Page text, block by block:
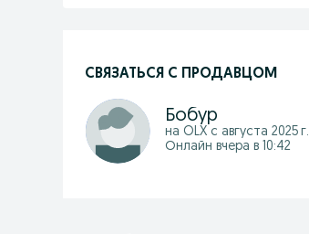
СВЯЗАТЬСЯ С ПРОДАВЦОМ
Бобур
на OLX с августа 2025 г.
Онлайн вчера в 10:42